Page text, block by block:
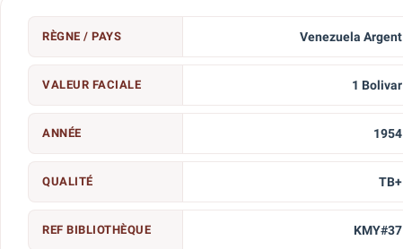
RÈGNE / PAYS Venezuela Argent
VALEUR FACIALE 1 Bolivar
ANNÉE 1954
QUALITÉ TB+
REF BIBLIOTHÈQUE KMY#37